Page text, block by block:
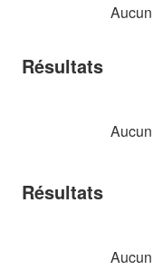
Résultats
Résultats